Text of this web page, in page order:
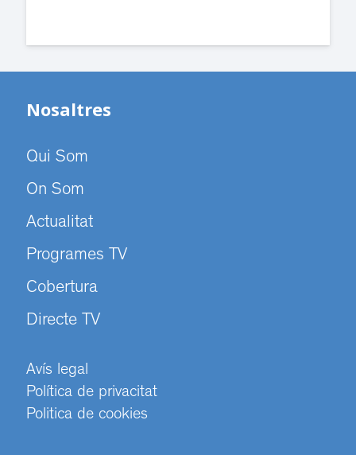
Nosaltres
Qui Som
On Som
Actualitat
Programes TV
Cobertura
Directe TV
Avís legal
Política de privacitat
Politica de cookies